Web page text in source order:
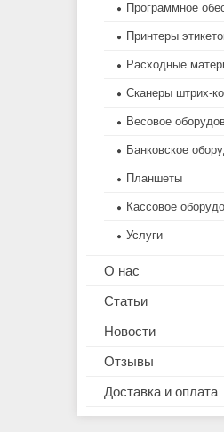
Программное
Принтеры
Расходные
Сканеры штрих-
Весовое
Банковское
Планшеты
Кассовое
Услуги
О нас
Статьи
Новости
Отзывы
Доставка и оплата